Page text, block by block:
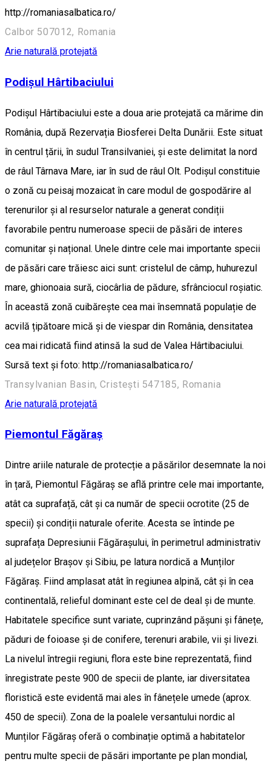
http://romaniasalbatica.ro/
Calbor 507012, Romania
Arie naturală protejată
Podișul Hârtibaciului
Podișul Hârtibaciului este a doua arie protejată ca mărime din
România, după Rezervația Biosferei Delta Dunării. Este situat
în centrul țării, în sudul Transilvaniei, și este delimitat la nord
de râul Târnava Mare, iar în sud de râul Olt. Podișul constituie
o zonă cu peisaj mozaicat în care modul de gospodărire al
terenurilor și al resurselor naturale a generat condiții
favorabile pentru numeroase specii de păsări de interes
comunitar și național. Unele dintre cele mai importante specii
de păsări care trăiesc aici sunt: cristelul de câmp, huhurezul
mare, ghionoaia sură, ciocârlia de pădure, sfrânciocul roșiatic.
În această zonă cuibărește cea mai însemnată populație de
acvilă țipătoare mică și de viespar din România, densitatea
cea mai ridicată fiind atinsă la sud de Valea Hârtibaciului.
Sursă text și foto: http://romaniasalbatica.ro/
Transylvanian Basin, Cristești 547185, Romania
Arie naturală protejată
Piemontul Făgăraș
Dintre ariile naturale de protecție a păsărilor desemnate la noi
în țară, Piemontul Făgăraș se află printre cele mai importante,
atât ca suprafață, cât și ca număr de specii ocrotite (25 de
specii) și condiții naturale oferite. Acesta se întinde pe
suprafața Depresiunii Făgărașului, în perimetrul administrativ
al județelor Brașov și Sibiu, pe latura nordică a Munților
Făgăraș. Fiind amplasat atât în regiunea alpină, cât și în cea
continentală, relieful dominant este cel de deal și de munte.
Habitatele specifice sunt variate, cuprinzând pășuni și fânețe,
păduri de foioase și de conifere, terenuri arabile, vii și livezi.
La nivelul întregii regiuni, flora este bine reprezentată, fiind
înregistrate peste 900 de specii de plante, iar diversitatea
floristică este evidentă mai ales în fânețele umede (aprox.
450 de specii). Zona de la poalele versantului nordic al
Munților Făgăraș oferă o combinație optimă a habitatelor
pentru multe specii de păsări importante pe plan mondial,